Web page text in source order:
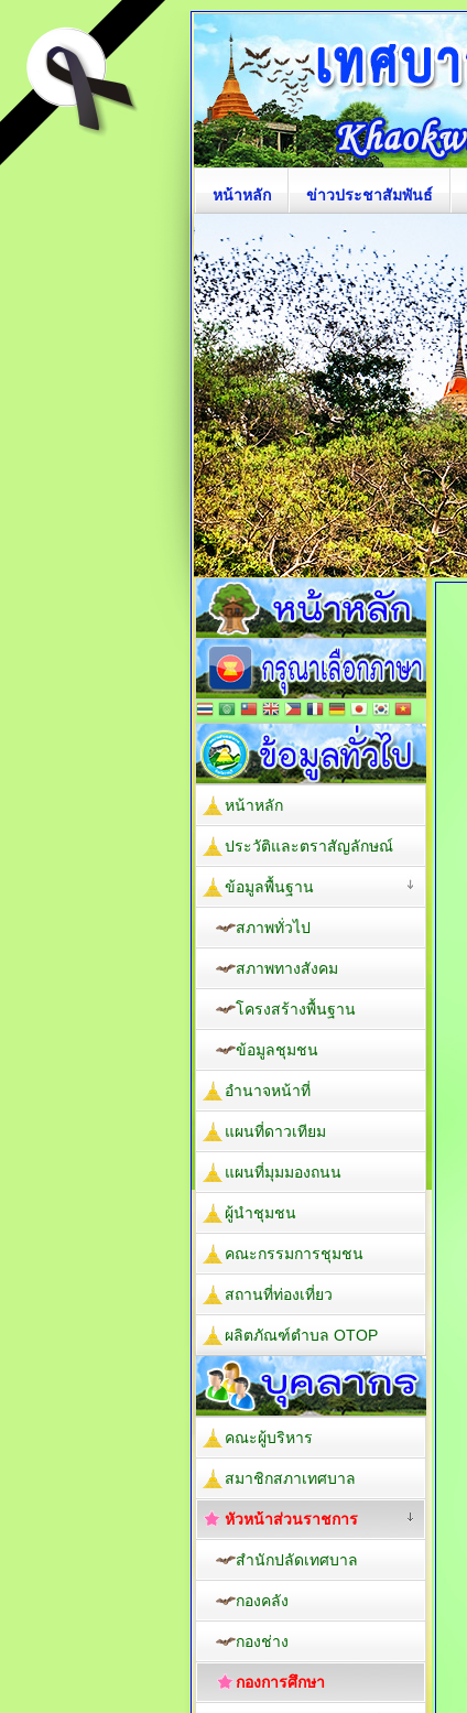
หน้าหลัก ข่าวประชาสัมพันธ์
หน้าหลัก
ประวัติและตราสัญลักษณ์
ข้อมูลพื้นฐาน
สภาพทั่วไป
สภาพทางสังคม
โครงสร้างพื้นฐาน
ข้อมูลชุมชน
อำนาจหน้าที่
แผนที่ดาวเทียม
แผนที่มุมมองถนน
ผู้นำชุมชน
คณะกรรมการชุมชน
สถานที่ท่องเที่ยว
ผลิตภัณฑ์ตำบล OTOP
คณะผู้บริหาร
สมาชิกสภาเทศบาล
หัวหน้าส่วนราชการ
สำนักปลัดเทศบาล
กองคลัง
กองช่าง
กองการศึกษา